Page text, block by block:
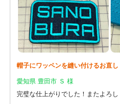
帽子にワッペンを縫い付けるお直し
愛知県 豊田市 Ｓ 様
完璧な仕上がりでした！またよろし